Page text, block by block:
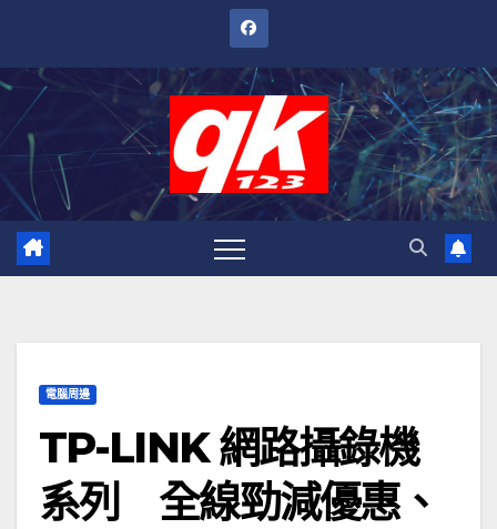
內
電腦周邊
TP-LINK 網路攝錄機
系列 全線勁減優惠、